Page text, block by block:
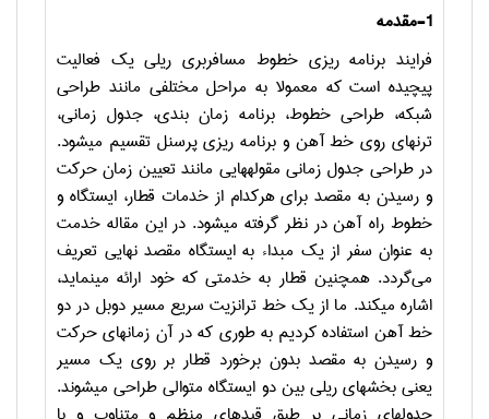
1- مقدمه
فرایند برنامه ریزی خطوط مسافربری ریلی یک فعالیت
پیچیده است که معمولا به مراحل مختلفی مانند طراحی
شبکه، طراحی خطوط، برنامه زمان بندی، جدول زمانی،
ترنهای روی خط آهن و برنامه ریزی پرسنل تقسیم می‏شود.
در طراحی جدول زمانی مقوله‏هایی مانند تعیین زمان حرکت
و رسیدن به مقصد برای هرکدام از خدمات قطار، ایستگاه و
خطوط راه آهن در نظر گرفته می‏شود. در این مقاله خدمت
به عنوان سفر از یک مبداء به ایستگاه مقصد نهایی تعریف
می‏گردد. همچنین قطار به خدمتی که خود ارائه می‏نماید،
اشاره می‏کند. ما از یک خط ترانزیت سریع مسیر دوبل در دو
خط آهن استفاده کردیم به طوری که در آن زمانهای حرکت
و رسیدن به مقصد بدون برخورد قطار بر روی یک مسیر
یعنی بخشهای ریلی بین دو ایستگاه متوالی طراحی می‏شوند.